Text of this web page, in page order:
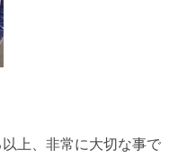
上、非常に大切な事で